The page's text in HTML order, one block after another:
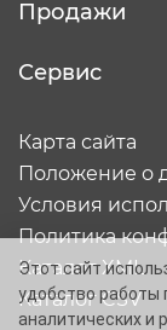
Продажи
Сервис
Карта сайта
Положение о
Условия
Политика
Каталог XML
Каталог CSV
Этот сайт
удобство работы
аналитических и